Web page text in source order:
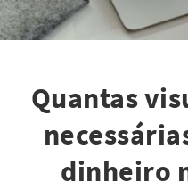
Quantas
dinheiro